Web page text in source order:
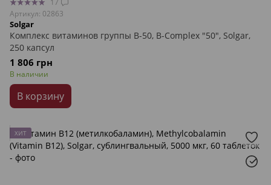
Артикул: 02863
Solgar
Комплекс витаминов группы В-50, B-Complex "50", Solgar,
250 капсул
1 806 грн
В наличии
В корзину
ХИТ